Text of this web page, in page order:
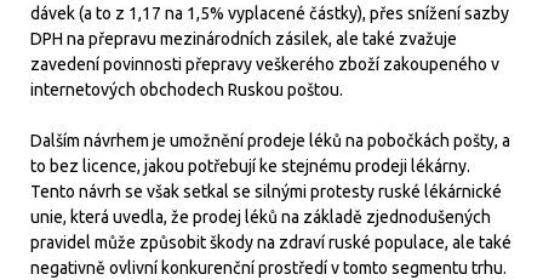
dávek (a to z 1,17 na 1,5% vyplacené částky), přes snížení sazby
DPH na přepravu mezinárodních zásilek, ale také zvažuje
zavedení povinnosti přepravy veškerého zboží zakoupeného v
internetových obchodech Ruskou poštou.
Dalším návrhem je umožnění prodeje léků na pobočkách pošty, a
to bez licence, jakou potřebují ke stejnému prodeji lékárny.
Tento návrh se však setkal se silnými protesty ruské lékárnické
unie, která uvedla, že prodej léků na základě zjednodušených
pravidel může způsobit škody na zdraví ruské populace, ale také
negativně ovlivní konkurenční prostředí v tomto segmentu trhu.